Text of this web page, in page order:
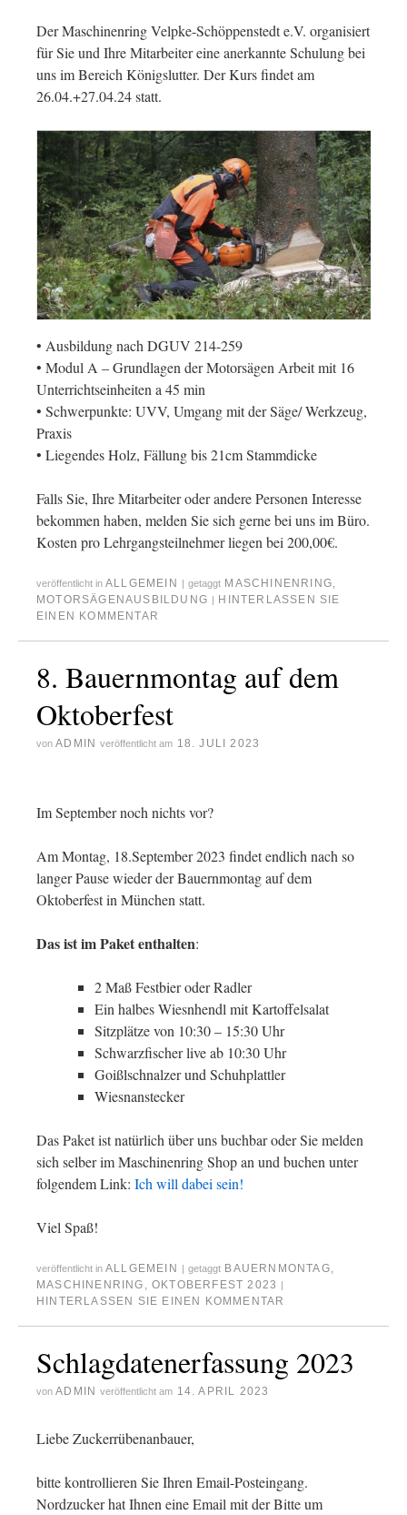
Der Maschinenring Velpke-Schöppenstedt e.V. organisiert
für Sie und Ihre Mitarbeiter eine anerkannte Schulung bei
uns im Bereich Königslutter. Der Kurs findet am
26.04.+27.04.24 statt.
• Ausbildung nach DGUV 214-259
• Modul A – Grundlagen der Motorsägen Arbeit mit 16
Unterrichtseinheiten a 45 min
• Schwerpunkte: UVV, Umgang mit der Säge/ Werkzeug,
Praxis
• Liegendes Holz, Fällung bis 21cm Stammdicke
Falls Sie, Ihre Mitarbeiter oder andere Personen Interesse
bekommen haben, melden Sie sich gerne bei uns im Büro.
Kosten pro Lehrgangsteilnehmer liegen bei 200,00€.
veröffentlicht in ALLGEMEIN getaggt MASCHINENRING,
MOTORSÄGENAUSBILDUNG
HINTERLASSEN SIE
EINEN KOMMENTAR
8. Bauernmontag auf dem
Oktoberfest
von ADMIN veröffentlicht am 18. JULI 2023
Im September noch nichts vor?
Am Montag, 18.September 2023 findet endlich nach so
langer Pause wieder der Bauernmontag auf dem
Oktoberfest in München statt.
Das ist im Paket enthalten:
2 Maß Festbier oder Radler
Ein halbes Wiesnhendl mit Kartoffelsalat
Sitzplätze von 10:30 – 15:30 Uhr
Schwarzfischer live ab 10:30 Uhr
Goißlschnalzer und Schuhplattler
Wiesnanstecker
Das Paket ist natürlich über uns buchbar oder Sie melden
sich selber im Maschinenring Shop an und buchen unter
folgendem Link: Ich will dabei sein!
Viel Spaß!
veröffentlicht in ALLGEMEIN getaggt BAUERNMONTAG,
MASCHINENRING ,OKTOBERFEST 2023
HINTERLASSEN SIE EINEN KOMMENTAR
Schlagdatenerfassung 2023
von ADMIN veröffentlicht am 14. APRIL 2023
Liebe Zuckerrübenanbauer,
bitte kontrollieren Sie Ihren Email-Posteingang.
Nordzucker hat Ihnen eine Email mit der Bitte um